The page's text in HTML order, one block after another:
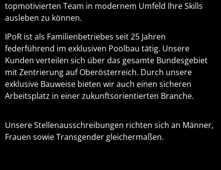
topmotivierten Team in modernem Umfeld Ihre Skills
ausleben zu können.
IPoR ist als Familienbetriebes seit 25 Jahren
federführend im exklusiven Poolbau tätig. Unsere
Kunden verteilen sich über das gesamte Bundesgebiet
mit Zentrierung auf Oberösterreich. Durch unsere
exklusive Bauweise bieten wir auch einen sicheren
Arbeitsplatz in einer zukunftsorientierten Branche.
Unsere Stellenausschreibungen richten sich an Männer,
Frauen sowie Transgender gleichermaßen.